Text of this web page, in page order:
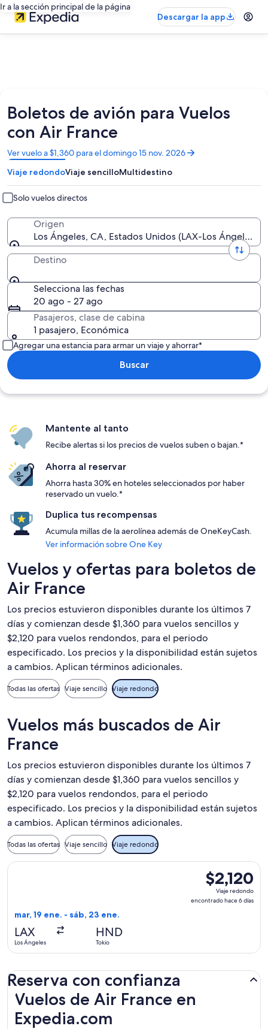
Ir a la sección principal de la página
Descargar la app
Boletos de avión para Vuelos
con Air France
Ver vuelo a $1,360 para el domingo 15 nov. 2026
Se
abrirá
en
una
nueva
ventana
Viaje redondoViaje sencilloMultidestino
Solo vuelos directos
Origen
Los Ángeles, CA, Estados Unidos (LAX-Los Ángeles
Destino
Selecciona las fechas
20 ago - 27 ago
Pasajeros, clase de cabina
1 pasajero, Económica
Agregar una estancia para armar un viaje y ahorrar*
Buscar
Mantente al tanto
Recibe alertas si los precios de vuelos suben o bajan.*
Ahorra al reservar
Ahorra hasta 30% en hoteles seleccionados por haber
reservado un vuelo.*
Duplica tus recompensas
Acumula millas de la aerolínea además de OneKeyCash.
Ver información sobre One Key
Vuelos y ofertas para boletos de
Air France
Los precios estuvieron disponibles durante los últimos 7
días y comienzan desde $1,360 para vuelos sencillos y
$2,120 para vuelos rendondos, para el periodo
especificado. Los precios y la disponibilidad están sujetos
a cambios. Aplican términos adicionales.
Todas las ofertas Viaje sencillo Viaje redondo
Vuelos más buscados de Air
France
Los precios estuvieron disponibles durante los últimos 7
días y comienzan desde $1,360 para vuelos sencillos y
$2,120 para vuelos rendondos, para el periodo
especificado. Los precios y la disponibilidad están sujetos
a cambios. Aplican términos adicionales.
Todas las ofertas Viaje sencillo Viaje redondo
$2,120
Viaje
redondo,
$2,120
Viaje redondo
encontrado hace 6 días
mar, 19 ene. - sáb, 23 ene.
LAX
Los Ángeles
HND
Tokio
Seleccionar vuelo de Air France, con salida el mar, 19 ene.
Reserva con confianza
Vuelos de Air France en
Expedia.com
Vuelos de Air France en Expedia.com